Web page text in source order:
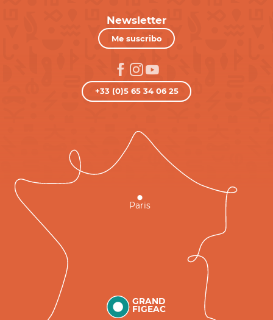
Newsletter
Me suscribo
+33 (0)5 65 34 06 25
GRAND
FIGEAC
Paris